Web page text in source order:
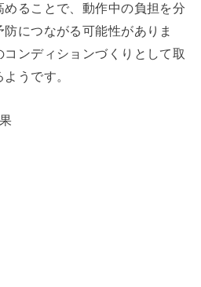
ることで、動作中の負担を分
につながる可能性がありま
ンディションづくりとして取
うです。